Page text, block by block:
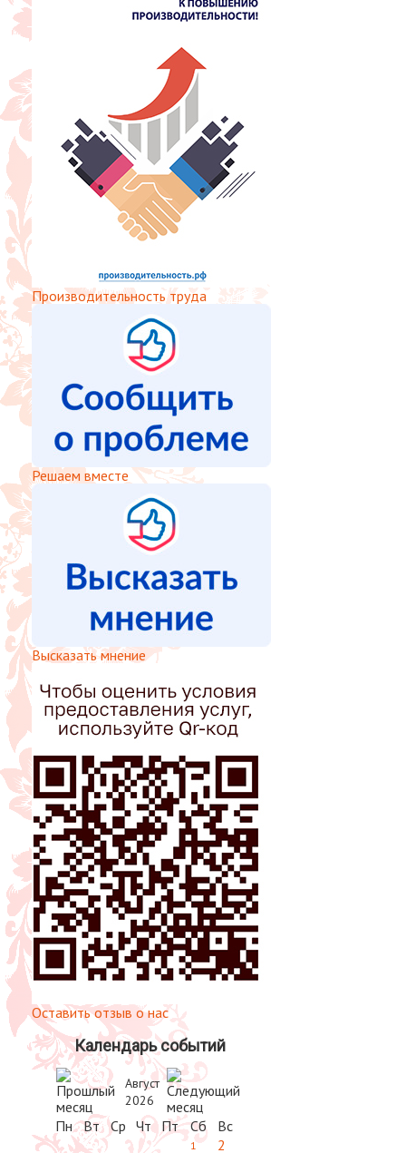
Производительность труда
Решаем вместе
Высказать мнение
Оставить отзыв о нас
Календарь событий
Август
2026
Пн Вт Ср Чт Пт Сб Вс
1 2